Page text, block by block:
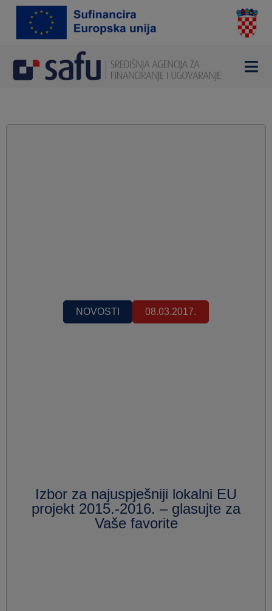
NOVOSTI 08.03.2017.
Izbor za najuspješniji lokalni EU
projekt 2015.-2016. – glasujte za
Vaše favorite